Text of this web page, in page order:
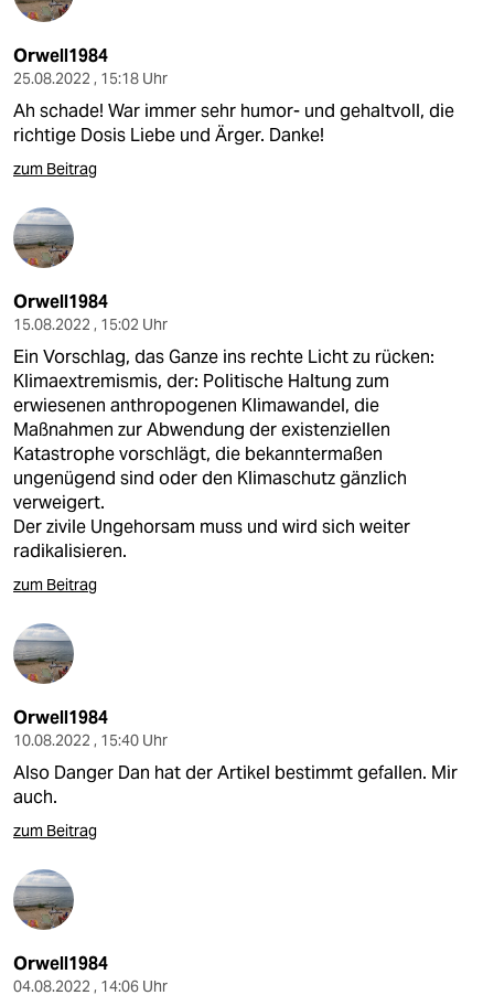
Orwell1984
25.08.2022 , 15:18 Uhr
Ah schade! War immer sehr humor- und gehaltvoll, die
richtige Dosis Liebe und Ärger. Danke!
zum Beitrag
Orwell1984
15.08.2022 , 15:02 Uhr
Ein Vorschlag, das Ganze ins rechte Licht zu rücken:
Klimaextremismis, der: Politische Haltung zum
erwiesenen anthropogenen Klimawandel, die
Maßnahmen zur Abwendung der existenziellen
Katastrophe vorschlägt, die bekanntermaßen
ungenügend sind oder den Klimaschutz gänzlich
verweigert.
Der zivile Ungehorsam muss und wird sich weiter
radikalisieren.
zum Beitrag
Orwell1984
10.08.2022 , 15:40 Uhr
Also Danger Dan hat der Artikel bestimmt gefallen. Mir
auch.
zum Beitrag
Orwell1984
04.08.2022 , 14:06 Uhr